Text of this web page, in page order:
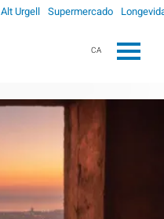
Alt Urgell Supermercado
CA